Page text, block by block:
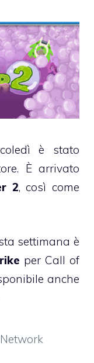
è stato
È arrivato
2, così come
settimana è
per Call of
anche